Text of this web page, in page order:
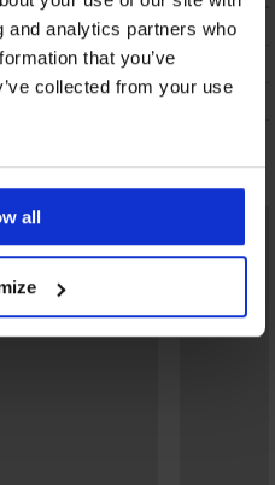
and analytics partners who
that you’ve
collected from your use
all
spodobać